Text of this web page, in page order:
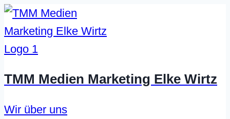
Zum
Inhalt
springen
TMM Medien Marketing Elke Wirtz
Wir über uns